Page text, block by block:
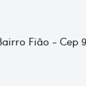
Fião - Cep